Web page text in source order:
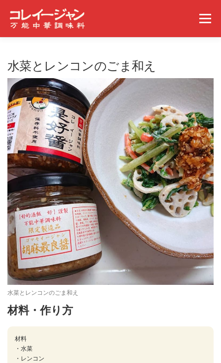
メニュー
みんなの食べ方 ギャラリー
問い合わせ
水菜とレンコンのごま和え
水菜とレンコンのごま和え
材料・作り方
材料
・水菜
・レンコン